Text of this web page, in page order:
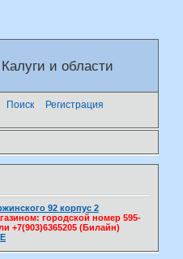
и области
Поиск
Регистрация
92 корпус 2
городской номер 595-
+7(903)6365205 (Билайн)